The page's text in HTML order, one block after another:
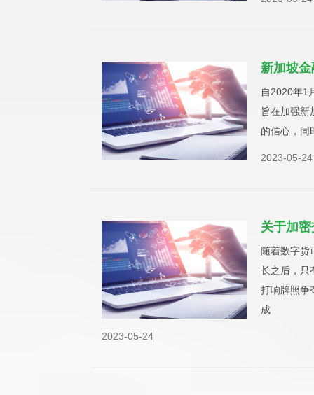
新加坡
自2020年1
旨在加强新
的信心，同
2023-05-24
关于加
随着数字货
长之后，只
打响牌照争
成
2023-05-24